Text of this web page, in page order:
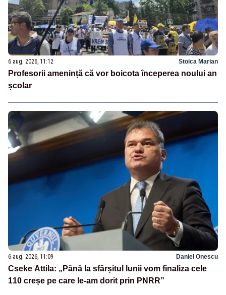
6 aug. 2026, 11:12 Stoica Marian
Profesorii amenință că vor boicota începerea noului an
școlar
6 aug. 2026, 11:09 Daniel Onescu
Cseke Attila: „Până la sfârșitul lunii vom finaliza cele
110 creșe pe care le-am dorit prin PNRR”